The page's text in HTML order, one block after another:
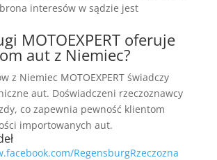
interesów w sądzie jest
MOTOEXPERT oferuje
aut z Niemiec?
z Niemiec MOTOEXPERT świadczy
aut. Doświadczeni rzeczoznawcy
co zapewnia pewność klientom
importowanych aut.
RegensburgRzeczozna